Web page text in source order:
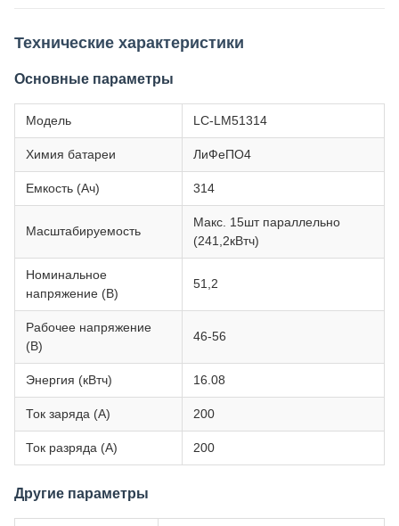
Технические характеристики
Основные параметры
Модель LC-LM51314
Химия батареи ЛиФеПО4
Емкость (Ач) 314
Масштабируемость
Макс. 15шт параллельно
(241,2кВтч)
Номинальное
напряжение (В)
51,2
Рабочее напряжение
(В)
46-56
Энергия (кВтч) 16.08
Ток заряда (А) 200
Ток разряда (А) 200
Другие параметры